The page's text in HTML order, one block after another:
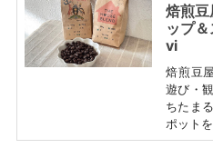
焙煎
ップ
vi
焙煎豆
遊び・
ちたま
ポット